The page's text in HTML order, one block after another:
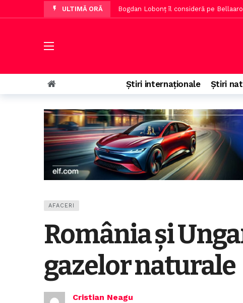
ULTIMĂ ORĂ Apa Dunării a crescut cu 8 cm peste
Directorul Institutului Elie Wiesel
Operațiunea de pe Dunăre a
Știri internaționale Știri
AFACERI
România și
gazelor naturale
Cristian Neagu